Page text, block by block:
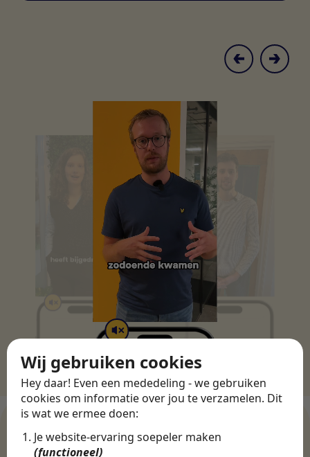
Wij gebruiken cookies
Hey daar! Even een mededeling - we gebruiken
cookies om informatie over jou te verzamelen. Dit
is wat we ermee doen:
Je website-ervaring soepeler maken
(functioneel)